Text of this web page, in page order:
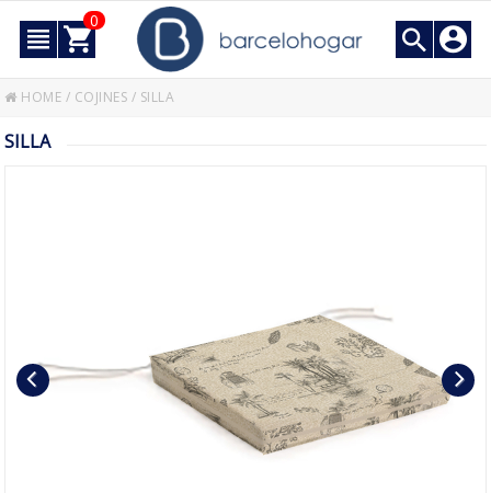
0
HOME / COJINES / SILLA
SILLA